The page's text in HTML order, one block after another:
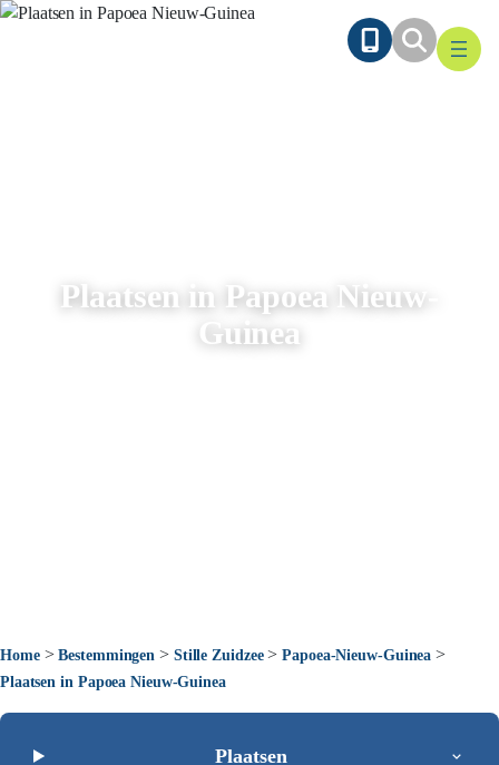
Ga
Plaatsen in Papoea Nieuw-
Guinea
Home>Bestemmingen > Stille Zuidzee>Papoea-Nieuw-Guinea >
Plaatsen in Papoea Nieuw-Guinea
Plaatsen